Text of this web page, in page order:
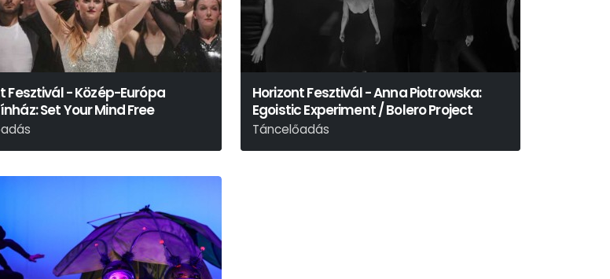
Fesztivál - Közép-Európa
Set Your Mind Free
Horizont Fesztivál - Anna Piotrowska:
Egoistic Experiment / Bolero Project
Táncelőadás